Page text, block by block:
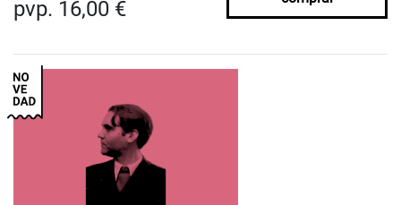
pvp. 16,00 €